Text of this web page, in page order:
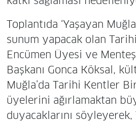
Toplantıda ‘Yaşayan
sunum yapacak olan
Encümen Üyesi ve
Başkanı Gonca Köksal,
Muğla’da Tarihi Kentler
üyelerini ağırlamaktan
duyacaklarını